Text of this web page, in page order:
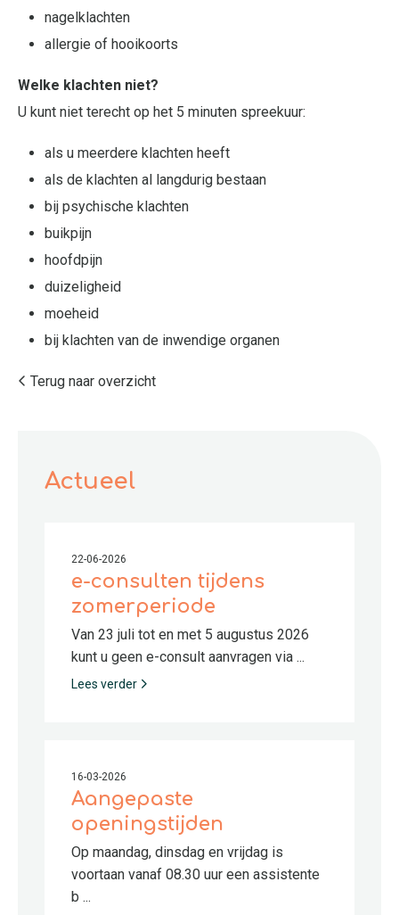
nagelklachten
allergie of hooikoorts
Welke klachten niet?
U kunt niet terecht op het 5 minuten spreekuur:
als u meerdere klachten heeft
als de klachten al langdurig bestaan
bij psychische klachten
buikpijn
hoofdpijn
duizeligheid
moeheid
bij klachten van de inwendige organen
Terug naar overzicht
Actueel
22-06-2026
e-consulten tijdens
zomerperiode
Van 23 juli tot en met 5 augustus 2026
kunt u geen e-consult aanvragen via ...
Lees verder
16-03-2026
Aangepaste
openingstijden
Op maandag, dinsdag en vrijdag is
voortaan vanaf 08.30 uur een assistente
b ...